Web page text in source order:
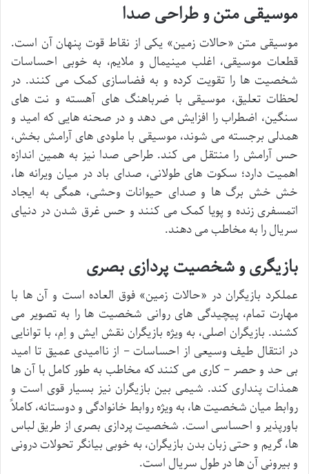
موسیقی متن و طراحی صدا
موسیقی متن «حالات زمین» یکی از نقاط قوت پنهان آن است.
قطعات موسیقی، اغلب مینیمال و ملایم، به خوبی احساسات
شخصیت ها را تقویت کرده و به فضاسازی کمک می کنند. در
لحظات تعلیق، موسیقی با ضرباهنگ های آهسته و نت های
سنگین، اضطراب را افزایش می دهد و در صحنه هایی که امید و
همدلی برجسته می شوند، موسیقی با ملودی های آرامش بخش،
حس آرامش را منتقل می کند. طراحی صدا نیز به همین اندازه
اهمیت دارد؛ سکوت های طولانی، صدای باد در میان ویرانه ها،
خش خش برگ ها و صدای حیوانات وحشی، همگی به ایجاد
اتمسفری زنده و پویا کمک می کنند و حس غرق شدن در دنیای
سریال را به مخاطب می دهند.
بازیگری و شخصیت پردازی بصری
عملکرد بازیگران در «حالات زمین» فوق العاده است و آن ها با
مهارت تمام، پیچیدگی های روانی شخصیت ها را به تصویر می
کشند. بازیگران اصلی، به ویژه بازیگران نقش ایش و اِم، با توانایی
در انتقال طیف وسیعی از احساسات – از ناامیدی عمیق تا امید
بی حد و حصر – کاری می کنند که مخاطب به طور کامل با آن ها
همذات پنداری کند. شیمی بین بازیگران نیز بسیار قوی است و
روابط میان شخصیت ها، به ویژه روابط خانوادگی و دوستانه، کاملاً
باورپذیر و احساسی است. شخصیت پردازی بصری از طریق لباس
ها، گریم و حتی زبان بدن بازیگران، به خوبی بیانگر تحولات درونی
و بیرونی آن ها در طول سریال است.